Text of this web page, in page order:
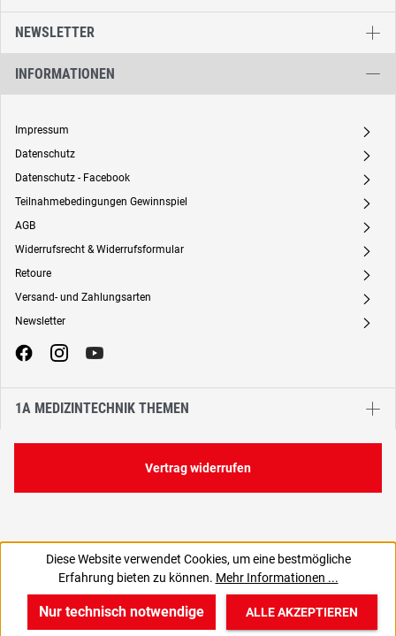
5,17 €
NEWSLETTER
INFORMATIONEN
Impressum A
Datenschutz A
Datenschutz - Facebook A
Teilnahmebedingungen Gewinnspiel A
AGB A
Widerrufsrecht & Widerrufsformular A
Retoure A
Versand- und Zahlungsarten A
Newsletter A
1A MEDIZINTECHNIK THEMEN
Vertrag widerrufen
Diese Website verwendet Cookies, um eine bestmögliche
Erfahrung bieten zu können. Mehr Informationen ...
Nur technisch notwendige ALLE AKZEPTIEREN